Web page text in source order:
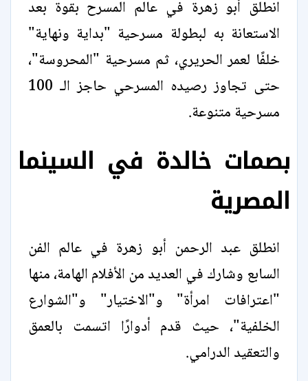
انطلق أبو زهرة في عالم المسرح بقوة بعد
الاستعانة به لبطولة مسرحية "بداية ونهاية"
خلفًا لعمر الحريري، ثم مسرحية "المحروسة"،
حتى تجاوز رصيده المسرحي حاجز الـ 100
مسرحية متنوعة.
بصمات خالدة في السينما
المصرية
انطلق عبد الرحمن أبو زهرة في عالم الفن
السابع وشارك في العديد من الأفلام الهامة، منها
"اعترافات امرأة" و"الاختيار" و"الشوارع
الخلفية"، حيث قدم أدوارًا اتسمت بالعمق
والتعقيد الدرامي.